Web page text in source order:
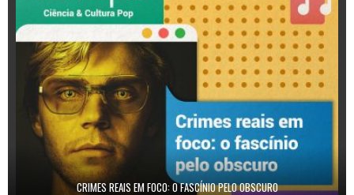
CRIMES REAIS EM FOCO: O FASCÍNIO PELO OBSCURO